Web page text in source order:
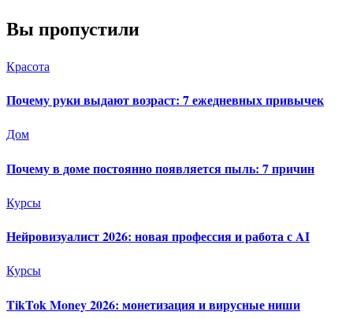
Вы пропустили
Красота
Почему руки выдают возраст: 7 ежедневных привычек
Дом
Почему в доме постоянно появляется пыль: 7 причин
Курсы
Нейровизуалист 2026: новая профессия и работа с AI
Курсы
TikTok Money 2026: монетизация и вирусные ниши